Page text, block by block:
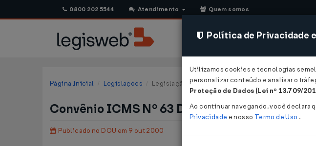
0800 202 5544 Atendimento Quem somos
CONSULTORIA
Página Inicial Legislações Legislação Federal
Convênio ICMS Nº 63 DE 15/09/2000
Publicado no DOU em 9 out 2000
Política de Privacidade
Utilizamos cookies e tecnologias
personalizar conteúdo e analisar o
Proteção de Dados (Lei nº 13.709/
Ao continuar navegando, você declara
Privacidade e nosso Termo de Uso .